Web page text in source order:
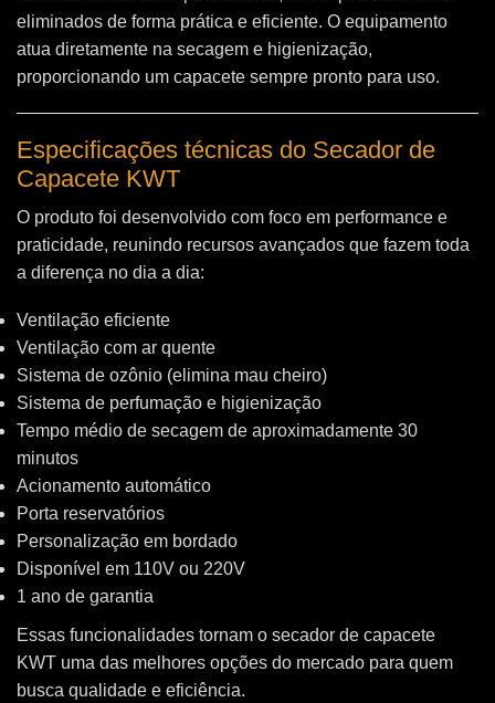
eliminados de forma prática e eficiente. O equipamento
atua diretamente na secagem e higienização,
proporcionando um capacete sempre pronto para uso.
Especificações técnicas do Secador de
Capacete KWT
O produto foi desenvolvido com foco em performance e
praticidade, reunindo recursos avançados que fazem toda
a diferença no dia a dia:
Ventilação eficiente
Ventilação com ar quente
Sistema de ozônio (elimina mau cheiro)
Sistema de perfumação e higienização
Tempo médio de secagem de aproximadamente 30
minutos
Acionamento automático
Porta reservatórios
Personalização em bordado
Disponível em 110V ou 220V
1 ano de garantia
Essas funcionalidades tornam o secador de capacete
KWT uma das melhores opções do mercado para quem
busca qualidade e eficiência.